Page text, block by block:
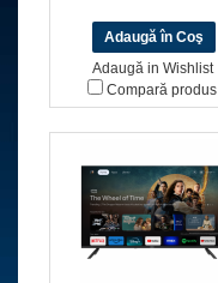
Adaugă in Wishlist
Compară produs